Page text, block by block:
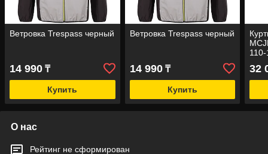
Ветровка Trespass черный
14 990 ₸
Купить
Ветровка Trespass черный
14 990₸
Купить
32
О нас
Рейтинг не сформирован